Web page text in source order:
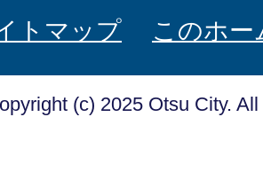
トマップ このホ
(c) 2025 Otsu City.